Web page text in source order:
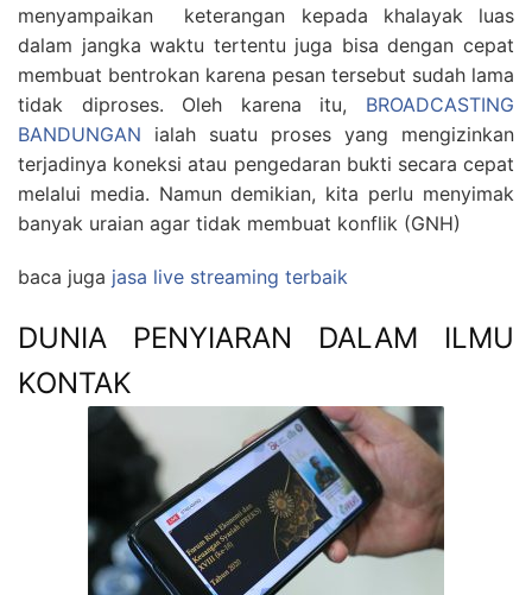
menyampaikan keterangan kepada khalayak luas
dalam jangka waktu tertentu juga bisa dengan cepat
membuat bentrokan karena pesan tersebut sudah lama
tidak diproses. Oleh karena itu, BROADCASTING
BANDUNGAN ialah suatu proses yang mengizinkan
terjadinya koneksi atau pengedaran bukti secara cepat
melalui media. Namun demikian, kita perlu menyimak
banyak uraian agar tidak membuat konflik (GNH)
baca juga jasa live streaming terbaik
DUNIA PENYIARAN DALAM ILMU
KONTAK